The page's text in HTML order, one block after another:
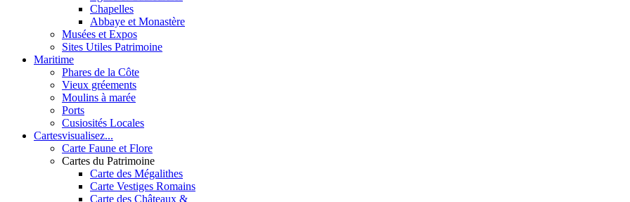
Chapelles
Abbaye et Monastère
Musées et Expos
Sites Utiles Patrimoine
Maritime
Phares de la Côte
Vieux gréements
Moulins à marée
Ports
Cusiosités Locales
Cartesvisualisez...
Carte Faune et Flore
Cartes du Patrimoine
Carte des Mégalithes
Carte Vestiges Romains
Carte des Châteaux &